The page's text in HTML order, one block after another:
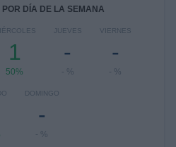
POR DÍA DE LA SEMANA
1
50%
JUEVES
-
- %
VIERNES
-
- %
DOMINGO
-
- %